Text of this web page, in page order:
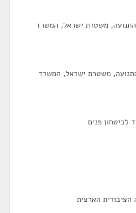
התנועה, משטרת ישראל, המשרד
משטרת ישראל, המשרד
לביטחון פנים
הציבורית הארצית